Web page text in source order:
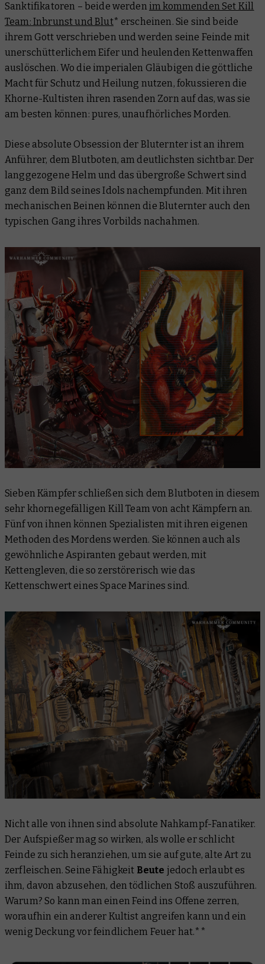
Sanktifikatoren – beide werden im kommenden Set Kill
Team: Inbrunst und Blut* erscheinen. Sie sind beide
ihrem Gott verschrieben und werden seine Feinde mit
unerschütterlichem Eifer und heulenden Kettenwaffen
auslöschen. Wo die imperialen Gläubigen die göttliche
Macht für Schutz und Heilung nutzen, fokussieren die
Khorne-Kultisten ihren rasenden Zorn auf das, was sie
am besten können: pures, unaufhörliches Morden.
Diese absolute Obsession der Bluternter ist an ihrem
Anführer, dem Blutboten, am deutlichsten sichtbar. Der
langgezogene Helm und das übergroße Schwert sind
ganz dem Bild seines Idols nachempfunden. Mit ihren
mechanischen Beinen können die Bluternter auch den
typischen Gang ihres Vorbilds nachahmen.
Sieben Kämpfer schließen sich dem Blutboten in diesem
sehr khornegefälligen Kill Team von acht Kämpfern an.
Fünf von ihnen können Spezialisten mit ihren eigenen
Methoden des Mordens werden. Sie können auch als
gewöhnliche Aspiranten gebaut werden, mit
Kettengleven, die so zerstörerisch wie das
Kettenschwert eines Space Marines sind.
Nicht alle von ihnen sind absolute Nahkampf-Fanatiker.
Der Aufspießer mag so wirken, als wolle er schlicht
Feinde zu sich heranziehen, um sie auf gute, alte Art zu
zerfleischen. Seine Fähigkeit Beute jedoch erlaubt es
ihm, davon abzusehen, den tödlichen Stoß auszuführen.
Warum? So kann man einen Feind ins Offene zerren,
woraufhin ein anderer Kultist angreifen kann und ein
wenig Deckung vor feindlichem Feuer hat.**